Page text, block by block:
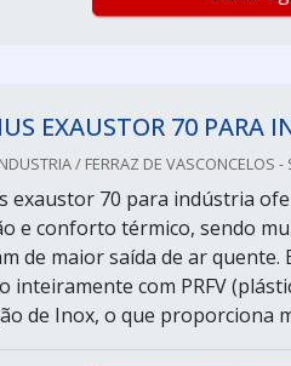
EXAUSTOR 70 PARA
/ FERRAZ DE VASCONCELOS -
exaustor 70 para indústria
e conforto térmico, sendo
de maior saída de ar
inteiramente com PRFV
de Inox, o que proporciona